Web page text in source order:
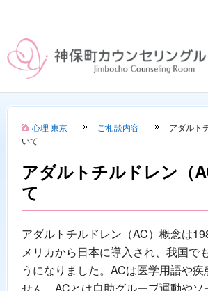
心理 東京 ご相談内容
アダルト
いて
アダルトチルドレン（
て
アダルトチルドレン（AC）概念は
メリカから日本に導入され、我国で
うになりました。ACは医学用語や疾